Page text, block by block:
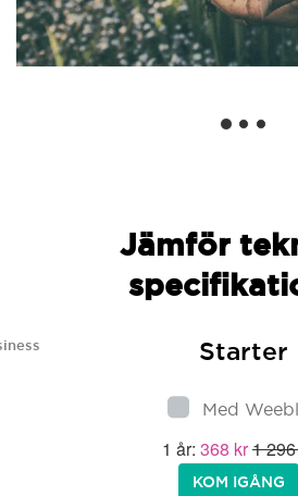
Jämför
Starter
Med
1 år: 368 kr1
KOM IGÅNG